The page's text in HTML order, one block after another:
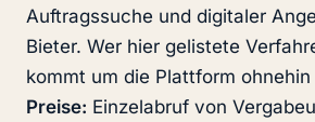
Auftragssuche und digitaler
Bieter. Wer hier gelistete
kommt um die Plattform
Preise: Einzelabruf von